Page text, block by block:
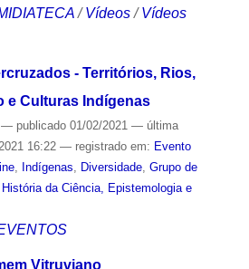
/Vídeos /Vídeos
- Territórios, Rios,
e Culturas Indígenas
— publicado01/02/2021 — última
16:22 — registrado em: Evento
, Indígenas Diversidade, Grupo de
da Ciência, Epistemologia e
Vitruviano